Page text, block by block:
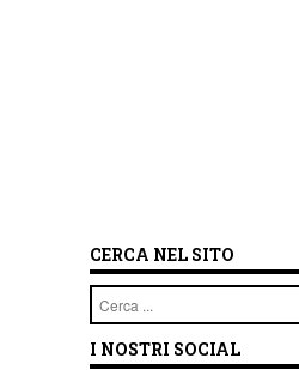
CERCA NEL SITO
Cerca
I NOSTRI SOCIAL